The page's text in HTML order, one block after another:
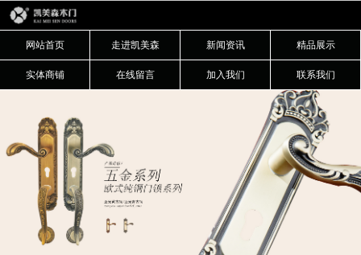
网站首页 走进凯美森 新闻资讯 精品展示
实体商铺 在线留言 加入我们 联系我们